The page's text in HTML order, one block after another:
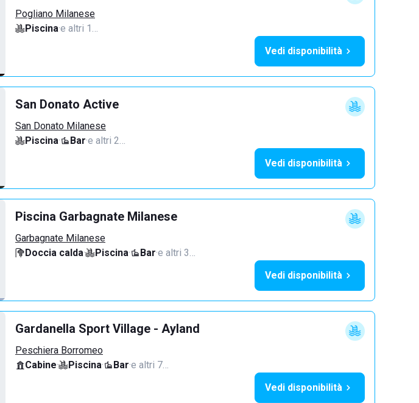
Pogliano Milanese
Piscina·e altri 1…
Vedi disponibilità
San Donato Active
San Donato Milanese
Piscina· Bar·e altri 2…
Vedi disponibilità
Piscina Garbagnate Milanese
Garbagnate Milanese
Doccia calda· Piscina· Bar·e altri 3…
Vedi disponibilità
Gardanella Sport Village - Ayland
Peschiera Borromeo
Cabine· Piscina· Bar·e altri 7…
Vedi disponibilità